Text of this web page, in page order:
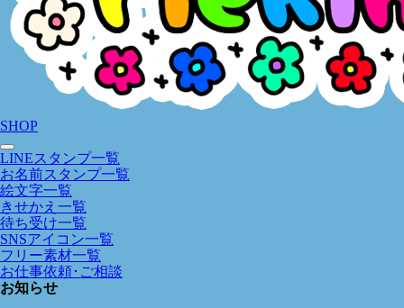
SHOP
LINEスタンプ一覧
お名前スタンプ一覧
絵文字一覧
きせかえ一覧
待ち受け一覧
SNSアイコン一覧
フリー素材一覧
お仕事依頼･ご相談
お知らせ